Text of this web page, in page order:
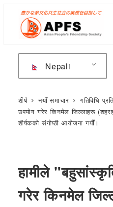
सामग्रीमा
जानुहोस्
Nepali
शीर्ष नयाँ समाचार गतिविधि
उपयोग गरेर किनमेल जिल्लाहरू
शीर्षकको संगोष्ठी आयोजना गर्यौं।
हामीले
गरेर किनमेल